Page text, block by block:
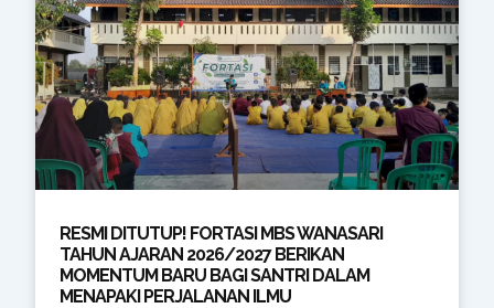
RESMI DITUTUP! FORTASI MBS WANASARI
TAHUN AJARAN 2026/2027 BERIKAN
MOMENTUM BARU BAGI SANTRI DALAM
MENAPAKI PERJALANAN ILMU